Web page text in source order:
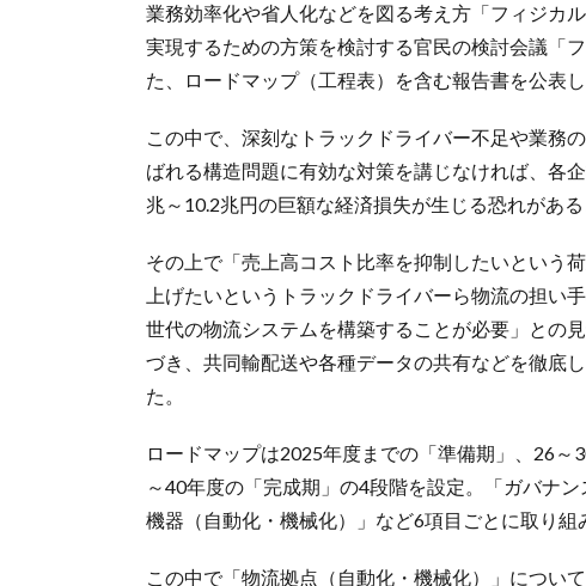
業務効率化や省人化などを図る考え方「フィジカ
実現するための方策を検討する官民の検討会議「
た、ロードマップ（工程表）を含む報告書を公表し
この中で、深刻なトラックドライバー不足や業務
ばれる構造問題に有効な対策を講じなければ、各
兆～10.2兆円の巨額な経済損失が生じる恐れがある
その上で「売上高コスト比率を抑制したいという
上げたいというトラックドライバーら物流の担い
世代の物流システムを構築することが必要」との
づき、共同輸配送や各種データの共有などを徹底
た。
ロードマップは2025年度までの「準備期」、26
～40年度の「完成期」の4段階を設定。「ガバナ
機器（自動化・機械化）」など6項目ごとに取り組
この中で「物流拠点（自動化・機械化）」につい